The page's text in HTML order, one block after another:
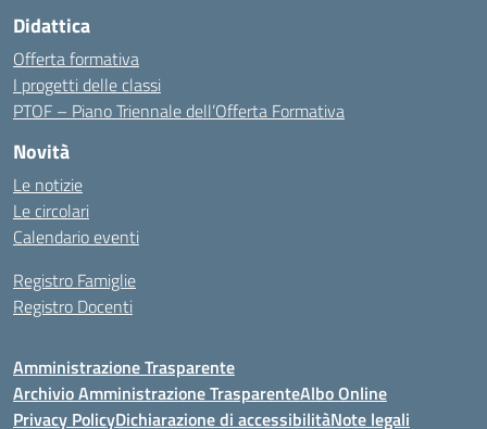
Didattica
Offerta formativa
I progetti delle classi
PTOF – Piano Triennale dell’Offerta Formativa
Novità
Le notizie
Le circolari
Calendario eventi
Registro Famiglie
Registro Docenti
Amministrazione Trasparente
Archivio Amministrazione TrasparenteAlbo Online
Privacy PolicyDichiarazione di accessibilitàNote legali